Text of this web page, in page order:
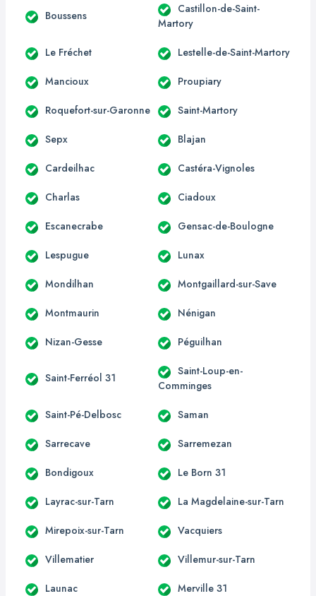
Boussens
Castillon-de-Saint-
Martory
Le Fréchet Lestelle-de-Saint-Martory
Mancioux Proupiary
Roquefort-sur-Garonne Saint-Martory
Sepx Blajan
Cardeilhac Castéra-Vignoles
Charlas Ciadoux
Escanecrabe Gensac-de-Boulogne
Lespugue Lunax
Mondilhan Montgaillard-sur-Save
Montmaurin Nénigan
Nizan-Gesse Péguilhan
Saint-Ferréol 31
Saint-Loup-en-
Comminges
Saint-Pé-Delbosc Saman
Sarrecave Sarremezan
Bondigoux Le Born 31
Layrac-sur-Tarn La Magdelaine-sur-Tarn
Mirepoix-sur-Tarn Vacquiers
Villematier Villemur-sur-Tarn
Launac Merville 31